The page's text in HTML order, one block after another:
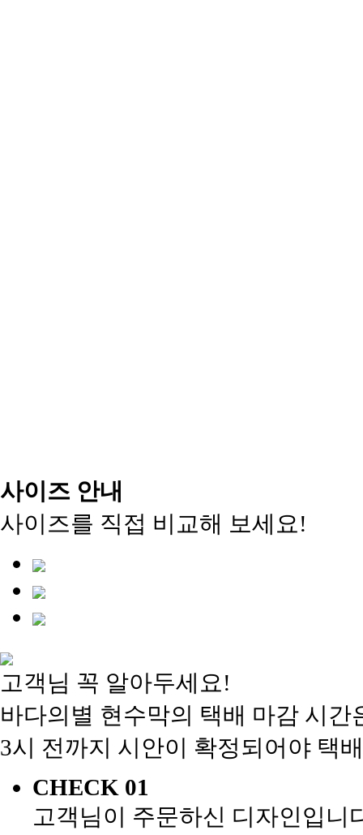
사이즈 안내
사이즈를 직접 비교해 보세요!
고객님 꼭 알아두세요!
바다의별 현수막의 택배 마감 시간
3시 전까지 시안이 확정되어야 택
CHECK 01
고객님이 주문하신 디자인입니